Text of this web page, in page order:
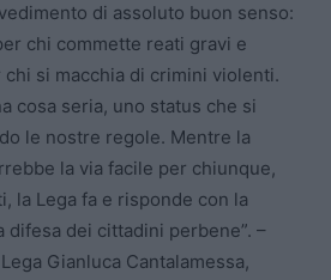
di assoluto buon senso:
chi commette reati gravi e
si macchia di crimini violenti.
cosa seria, uno status che si
le nostre regole. Mentre la
la via facile per chiunque,
la Lega fa e risponde con la
difesa dei cittadini perbene”. –
Gianluca Cantalamessa,